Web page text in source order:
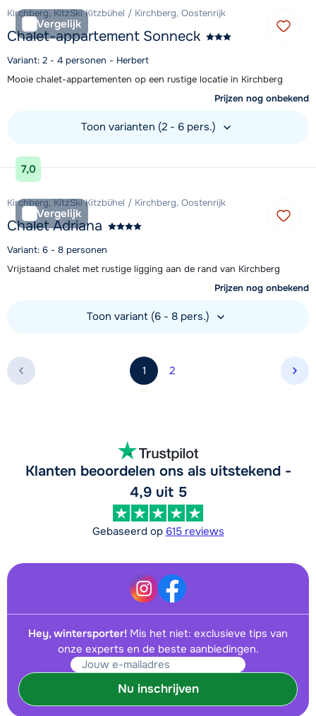
Vergelijk
Kirchberg, KitzSki Kitzbühel / Kirchberg, Oostenrijk
Chalet-appartement Sonneck
Variant: 2 - 4 personen - Herbert
Mooie chalet-appartementen op een rustige locatie in Kirchberg
Prijzen nog onbekend
Toon varianten (2 - 6 pers.)
Bekijk accommodatie
7,0
Vergelijk
Kirchberg, KitzSki Kitzbühel / Kirchberg, Oostenrijk
Chalet Adriana
Variant: 6 - 8 personen
Vrijstaand chalet met rustige ligging aan de rand van Kirchberg
Prijzen nog onbekend
Toon variant (6 - 8 pers.)
1 2
Klanten beoordelen ons als uitstekend -
4,9 uit 5
Gebaseerd op 615 reviews
Hey, wintersporter! Mis het niet: exclusieve tips van
onze experts en de beste aanbiedingen.
Nu inschrijven